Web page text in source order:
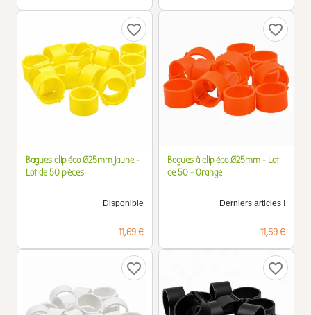
favorite_border
Bagues clip éco Ø25mm jaune -
Lot de 50 pièces
Disponible
Prix
11,69 €
favorite_border
Bagues à clip éco Ø25mm - Lot
de 50 - Orange
Derniers articles !
Prix
11,69 €
favorite_border favorite_border